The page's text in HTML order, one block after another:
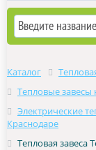
Каталог
Тепловые завесы
Электрические
Краснодаре
Тепловая завеса